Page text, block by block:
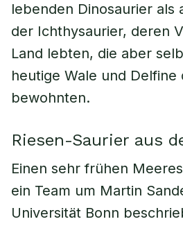
lebenden Dinosaurier als
der Ichthysaurier, deren
Land lebten, die aber
heutige Wale und Delfine
bewohnten.
Riesen-Saurier aus
Einen sehr frühen
ein Team um Martin
Universität Bonn